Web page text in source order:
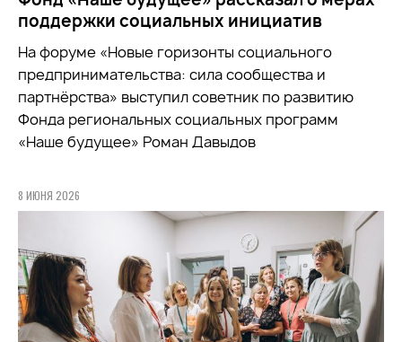
поддержки социальных инициатив
На форуме «Новые горизонты социального
предпринимательства: сила сообщества и
партнёрства» выступил советник по развитию
Фонда региональных социальных программ
«Наше будущее» Роман Давыдов
8 ИЮНЯ 2026